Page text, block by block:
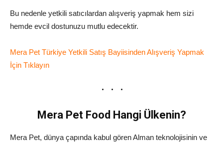
Bu nedenle yetkili satıcılardan alışveriş yapmak hem sizi
hemde evcil dostunuzu mutlu edecektir.
Mera Pet Türkiye Yetkili Satış Bayiisinden Alışveriş Yapmak
İçin Tıklayın
Mera Pet Food Hangi Ülkenin?
Mera Pet, dünya çapında kabul gören Alman teknolojisinin ve